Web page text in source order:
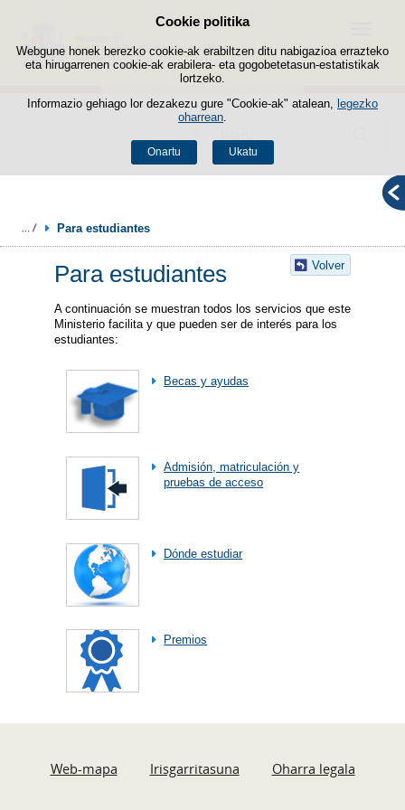
Cookie politika
Webgune honek berezko cookie-ak erabiltzen ditu nabigazioa errazteko
eta hirugarrenen cookie-ak erabilera- eta gogobetetasun-estatistikak
lortzeko.
Informazio gehiago lor dezakezu gure "Cookie-ak" atalean, legezko
oharrean
Onartu Ukatu
Edukira salto egin
Menua
Para estudiantes
Volver
Para estudiantes
A continuación se muestran todos los servicios que este
Ministerio facilita y que pueden ser de interés para los
estudiantes:
Becas y ayudas
Admisión, matriculación y
pruebas de acceso
Dónde estudiar
Premios
Web-mapa Irisgarritasuna Oharra legala